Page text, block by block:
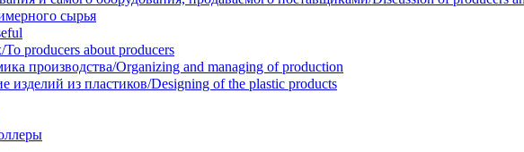
сырья
producers about producers
производства/Organizing and managing of production
из пластиков/Designing of the plastic products